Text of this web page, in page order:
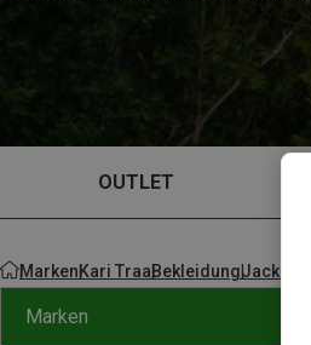
OUTLET
MarkenKari TraaBekleidungJacken
Marken